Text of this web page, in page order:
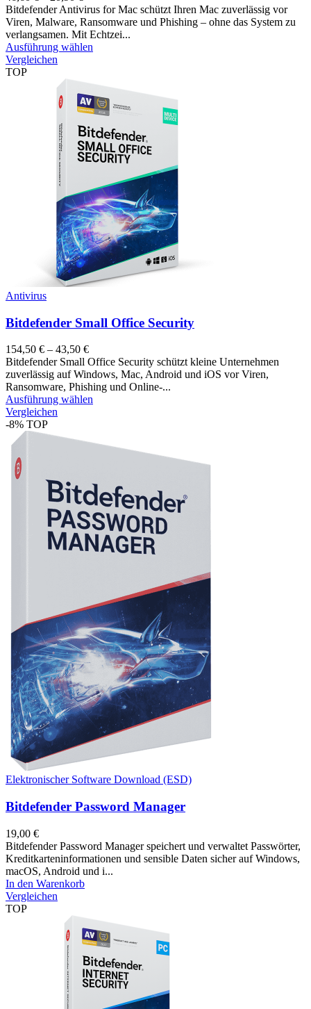
Bitdefender Antivirus for Mac schützt Ihren Mac zuverlässig vor
Viren, Malware, Ransomware und Phishing – ohne das System zu
verlangsamen. Mit Echtzei...
Ausführung wählen
Vergleichen
TOP
Antivirus
Bitdefender Small Office Security
154,50 € – 43,50 €
Bitdefender Small Office Security schützt kleine Unternehmen
zuverlässig auf Windows, Mac, Android und iOS vor Viren,
Ransomware, Phishing und Online-...
Ausführung wählen
Vergleichen
-8% TOP
Elektronischer Software Download (ESD)
Bitdefender Password Manager
19,00 €
Bitdefender Password Manager speichert und verwaltet Passwörter,
Kreditkarteninformationen und sensible Daten sicher auf Windows,
macOS, Android und i...
In den Warenkorb
Vergleichen
TOP